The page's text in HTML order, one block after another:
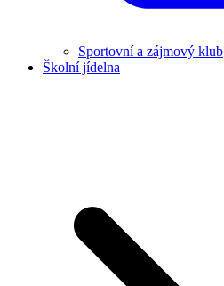
Sportovní a zájmový klub
Školní jídelna